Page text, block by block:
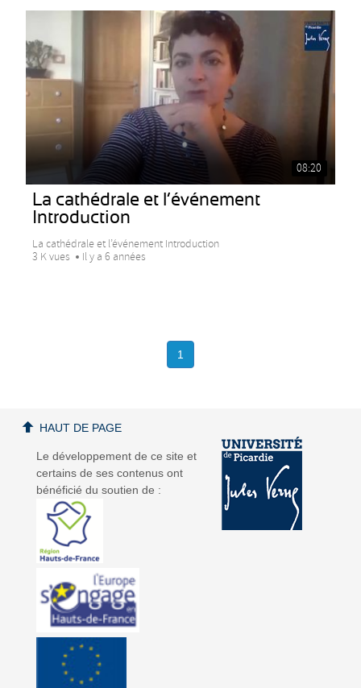
08:20
La cathédrale et l’événement
Introduction
La cathédrale et l’événement Introduction
3 K vues
Il y a 6 années
1
Le développement de ce site et
certains de ses contenus ont
bénéficié du soutien de :
HAUT DE PAGE